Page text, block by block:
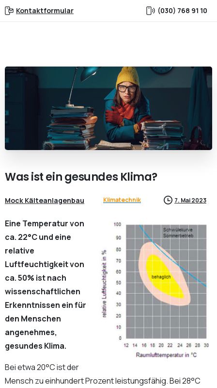
Kontaktformular (030) 768 91 10
Wasisteingesundes Klima?
Mock Kälteanlagenbau Klimatechnik 7. Mai 2023
Eine Temperatur von
ca. 22°C und eine
relative
Luftfeuchtigkeit von
ca. 50% ist nach
wissenschaftlichen
Erkenntnissen ein für
den Menschen
angenehmes,
gesundes Klima.
Bei etwa 20°C ist der
Mensch zu einhundert Prozent leistungsfähig. Bei 28°C